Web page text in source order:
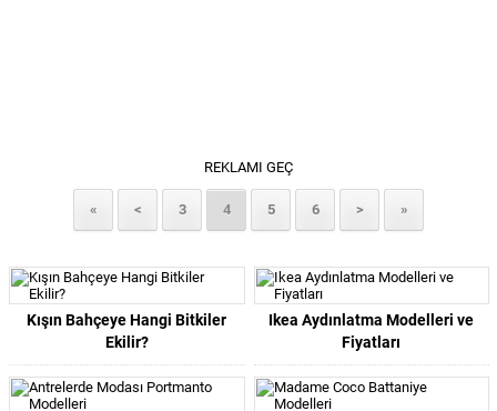
REKLAMI GEÇ
« < 3 4 5 6 > »
Kışın Bahçeye Hangi Bitkiler
Ekilir?
Ikea Aydınlatma Modelleri ve
Fiyatları